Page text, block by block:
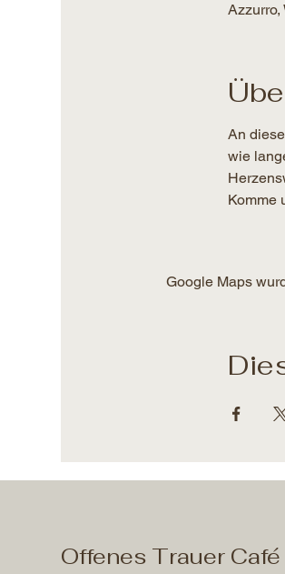
An
wie
Komme
Google Maps
Offenes Trauer